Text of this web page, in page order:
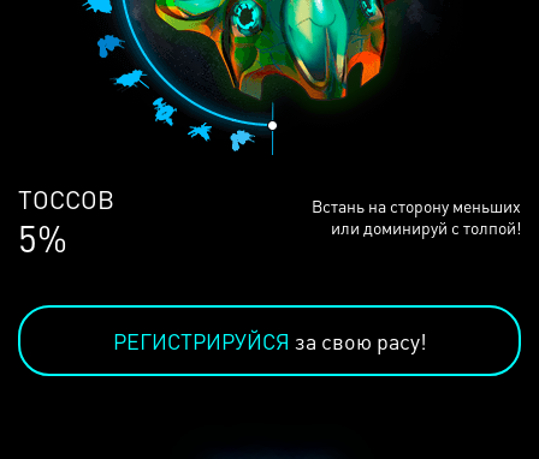
ЛЮДЕЙ
68%
Встань на сторону меньших
или доминируй с толпой!
РЕГИСТРИРУЙСЯ за свою расу!